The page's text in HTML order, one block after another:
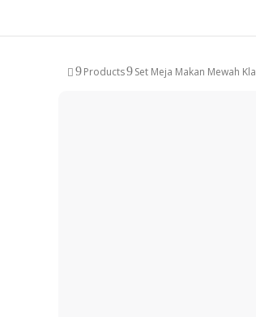
 9Products9Set Meja Makan Mewah